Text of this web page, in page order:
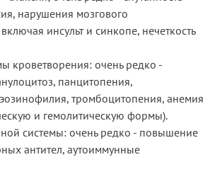
нарушения мозгового
инсульт и синкопе, нечеткость
кроветворения: очень редко -
панцитопения,
тромбоцитопения, анемия
и гемолитическую формы).
системы: очень редко - повышение
антител, аутоиммунные